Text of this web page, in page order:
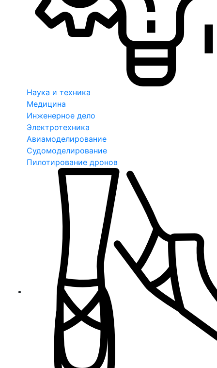
Наука и техника
Медицина
Инженерное дело
Электротехника
Авиамоделирование
Судомоделирование
Пилотирование дронов